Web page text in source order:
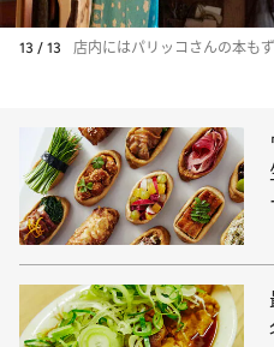
13 / 13 店内にはパリッコさんの本もず